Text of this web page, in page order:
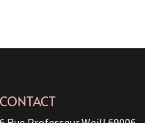
CONTACT